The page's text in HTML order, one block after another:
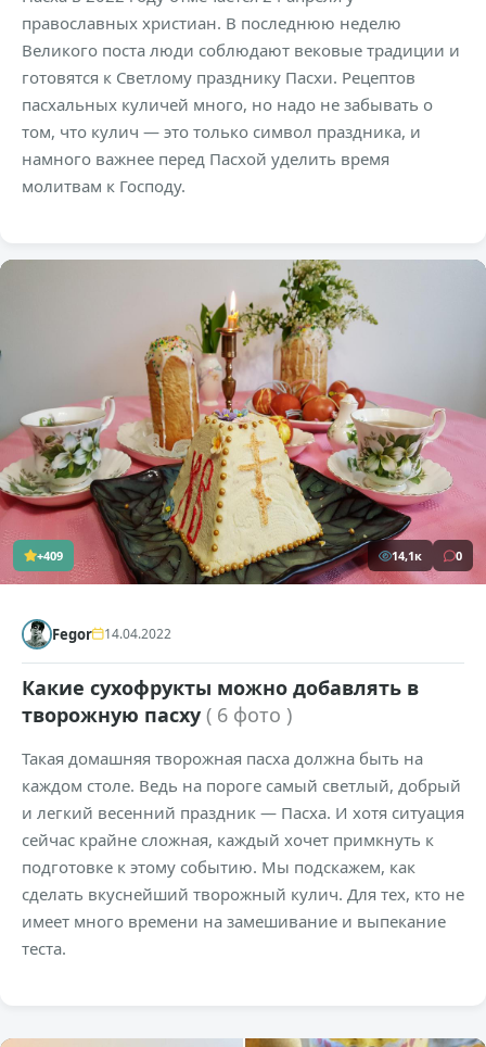
православных христиан. В последнюю неделю
Великого поста люди соблюдают вековые традиции и
готовятся к Светлому празднику Пасхи. Рецептов
пасхальных куличей много, но надо не забывать о
том, что кулич — это только символ праздника, и
намного важнее перед Пасхой уделить время
молитвам к Господу.
+409 14,1к 0
Fegor 14.04.2022
Какие сухофрукты можно добавлять в
творожную пасху ( 6 фото )
Такая домашняя творожная пасха должна быть на
каждом столе. Ведь на пороге самый светлый, добрый
и легкий весенний праздник — Пасха. И хотя ситуация
сейчас крайне сложная, каждый хочет примкнуть к
подготовке к этому событию. Мы подскажем, как
сделать вкуснейший творожный кулич. Для тех, кто не
имеет много времени на замешивание и выпекание
теста.